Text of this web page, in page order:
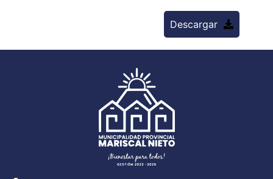
Descargar